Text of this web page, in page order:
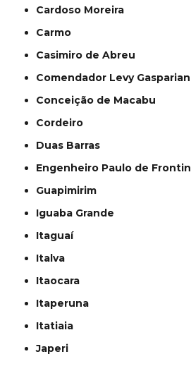
Cardoso Moreira
Carmo
Casimiro de Abreu
Comendador Levy Gasparian
Conceição de Macabu
Cordeiro
Duas Barras
Engenheiro Paulo de Frontin
Guapimirim
Iguaba Grande
Itaguaí
Italva
Itaocara
Itaperuna
Itatiaia
Japeri